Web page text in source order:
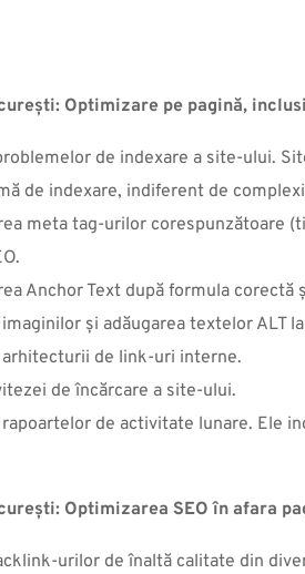
Optimizare pe pagină,
de indexare a site-ului.
de indexare, indiferent de
meta tag-urilor corespunzătoare
Anchor Text după formula corectă
şi adăugarea textelor ALT
de link-uri interne.
de încărcare a site-ului.
de activitate lunare. Ele
Optimizarea SEO în afara
urilor de înaltă calitate din